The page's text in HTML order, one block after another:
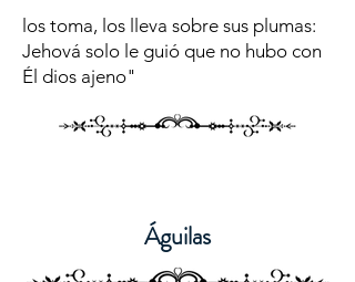
los toma, los lleva sobre sus plumas:
Jehová solo le guió que no hubo con
Él dios ajeno"
Águilas